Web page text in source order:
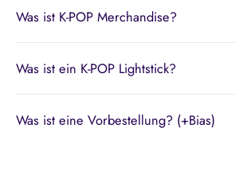
Was ist K-POP Merchandise?
Was ist ein K-POP Lightstick?
Was ist eine Vorbestellung? (+Bias)